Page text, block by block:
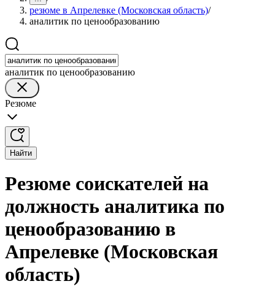
резюме в Апрелевке (Московская область)/
аналитик по ценообразованию
аналитик по ценообразованию
Резюме
Найти
Резюме соискателей на
должность аналитика по
ценообразованию в
Апрелевке (Московская
область)